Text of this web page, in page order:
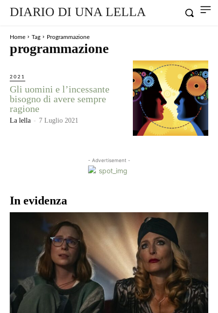
DIARIO DI UNA LELLA
Home Tag Programmazione
programmazione
2021
Gli uomini e l’incessante
bisogno di avere sempre
ragione
La lella - 7 Luglio 2021
- Advertisement -
In evidenza